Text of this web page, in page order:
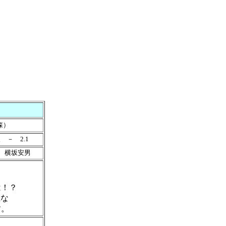
－ 2.1
坂安男
？